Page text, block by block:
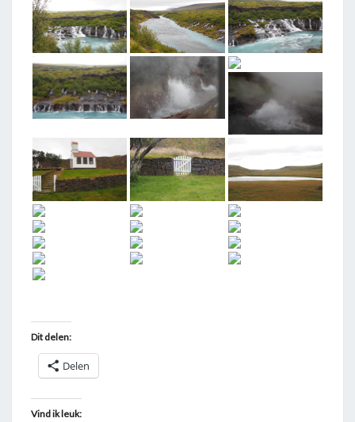
D
0
4
"
Dit delen:
Delen
Vind ik leuk: